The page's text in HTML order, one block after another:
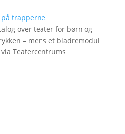
på trapperne
over teater for børn og
– mens et bladremodul
Teatercentrums